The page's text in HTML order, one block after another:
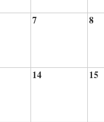
7 8
14 15